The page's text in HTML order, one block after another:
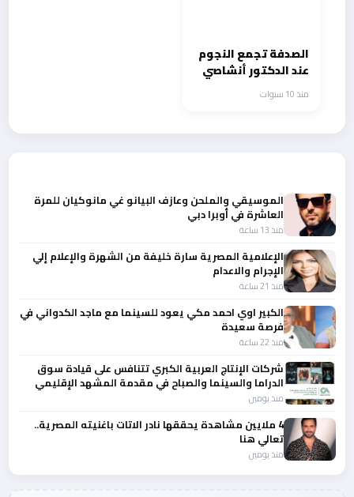
الصدفة تجمع النجوم
عند الدكتور أنشاصي
منذ 10 سنوات
الموسيقي والملحن وعازف البيانو غي مانوكيان للمرة
العاشرة في أوبرا دبي
منذ 13 ساعة
الإعلامية المصرية سارة خليفة من الشهرة والإعلام إلي
الإجرام والاعدام
منذ 21 ساعة
الكبير اوي احمد مكي يعود للسينما مع ماجد الكدواني في
فرصة سعيدة
منذ 22 ساعة
شركات الإنتاج العربية الكبري تتنافس على قيادة سوق
الدراما والسينما والصباح في مقدمة المشهد الإقليمي
منذ يومين
4 ملايين مشاهدة يحققها نادر الاتات باغنيته المصرية..
تعالي هنا
منذ يومين